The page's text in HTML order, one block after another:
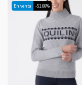
En venta -51.66%